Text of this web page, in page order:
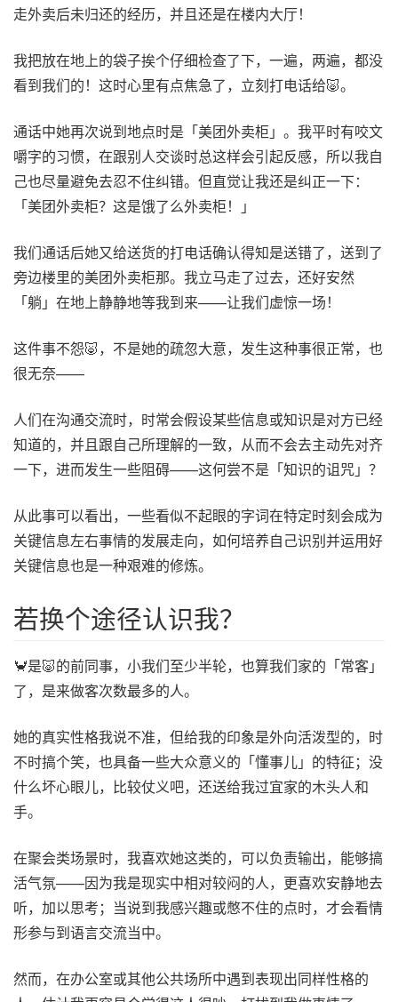
走外卖后未归还的经历，并且还是在楼内大厅！
我把放在地上的袋子挨个仔细检查了下，一遍，两遍，都没
看到我们的！这时心里有点焦急了，立刻打电话给🐷。
通话中她再次说到地点时是「美团外卖柜」。我平时有咬文
嚼字的习惯，在跟别人交谈时总这样会引起反感，所以我自
己也尽量避免去忍不住纠错。但直觉让我还是纠正一下：
「美团外卖柜？这是饿了么外卖柜！」
我们通话后她又给送货的打电话确认得知是送错了，送到了
旁边楼里的美团外卖柜那。我立马走了过去，还好安然
「躺」在地上静静地等我到来——让我们虚惊一场！
这件事不怨🐷，不是她的疏忽大意，发生这种事很正常，也
很无奈——
人们在沟通交流时，时常会假设某些信息或知识是对方已经
知道的，并且跟自己所理解的一致，从而不会去主动先对齐
一下，进而发生一些阻碍——这何尝不是「知识的诅咒」？
从此事可以看出，一些看似不起眼的字词在特定时刻会成为
关键信息左右事情的发展走向，如何培养自己识别并运用好
关键信息也是一种艰难的修炼。
若换个途径认识我？
🦀️是🐷的前同事，小我们至少半轮，也算我们家的「常客」
了，是来做客次数最多的人。
她的真实性格我说不准，但给我的印象是外向活泼型的，时
不时搞个笑，也具备一些大众意义的「懂事儿」的特征；没
什么坏心眼儿，比较仗义吧，还送给我过宜家的木头人和
手。
在聚会类场景时，我喜欢她这类的，可以负责输出，能够搞
活气氛——因为我是现实中相对较闷的人，更喜欢安静地去
听，加以思考；当说到我感兴趣或憋不住的点时，才会看情
形参与到语言交流当中。
然而，在办公室或其他公共场所中遇到表现出同样性格的